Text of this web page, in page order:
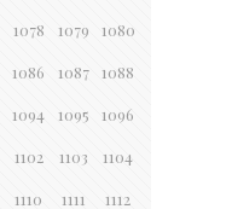
1078 1079 1080
1086 1087 1088
1094 1095 1096
1102 1103 1104
1110 1111 1112